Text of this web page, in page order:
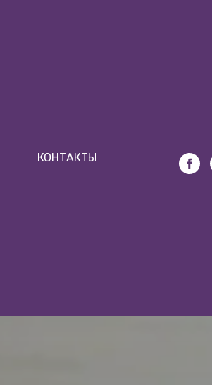
КОНТАКТЫ